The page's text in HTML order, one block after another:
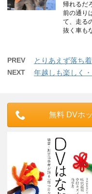
帰れるだ
前の通り
て、走る
抜く車も
PREV とりあえず落ち
NEXT 年越しも楽しく・
無料 DVホ